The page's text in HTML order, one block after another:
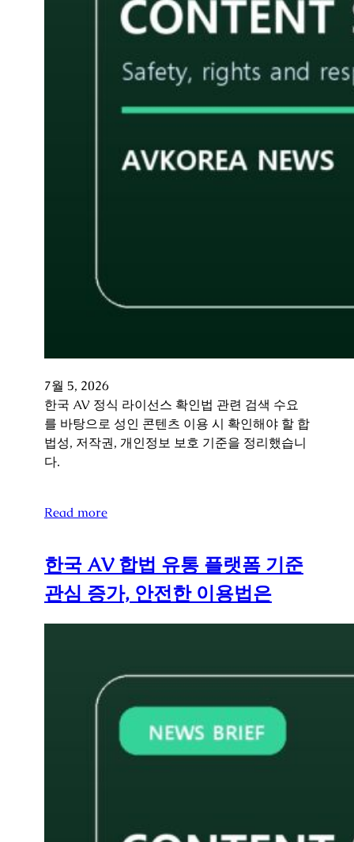
7월 5, 2026
한국 AV 정식 라이선스 확인법 관련 검색 수요
를 바탕으로 성인 콘텐츠 이용 시 확인해야 할 합
법성, 저작권, 개인정보 보호 기준을 정리했습니
다.
Read more
한국 AV 합법 유통 플랫폼 기준
관심 증가, 안전한 이용법은